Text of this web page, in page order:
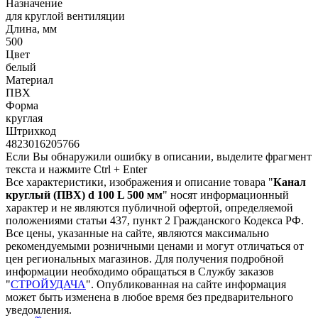
Назначение
для круглой вентиляции
Длина, мм
500
Цвет
белый
Материал
ПВХ
Форма
круглая
Штрихкод
4823016205766
Если Вы обнаружили ошибку в описании, выделите фрагмент
текста и нажмите Ctrl + Enter
Все характеристики, изображения и описание товара "Канал
круглый (ПВХ) d 100 L 500 мм" носят информационный
характер и не являются публичной офертой, определяемой
положениями статьи 437, пункт 2 Гражданского Кодекса РФ.
Все цены, указанные на сайте, являются максимально
рекомендуемыми розничными ценами и могут отличаться от
цен региональных магазинов. Для получения подробной
информации необходимо обращаться в Службу заказов
"СТРОЙУДАЧА". Опубликованная на сайте информация
может быть изменена в любое время без предварительного
уведомления.